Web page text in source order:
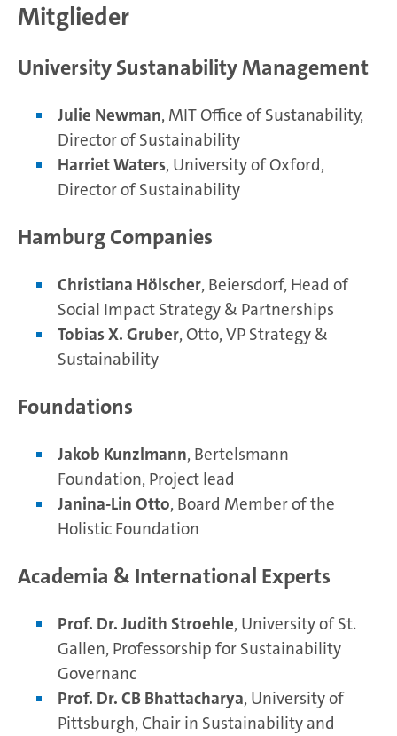
Mitglieder
University Sustanability Management
Julie Newman, MIT Office of Sustanability,
Director of Sustainability
Harriet Waters, University of Oxford,
Director of Sustainability
Hamburg Companies
Christiana Hölscher, Beiersdorf, Head of
Social Impact Strategy & Partnerships
Tobias X. Gruber, Otto, VP Strategy &
Sustainability
Foundations
Jakob Kunzlmann, Bertelsmann
Foundation, Project lead
Janina-Lin Otto, Board Member of the
Holistic Foundation
Academia & International Experts
Prof. Dr. Judith Stroehle, University of St.
Gallen, Professorship for Sustainability
Governanc
Prof. Dr. CB Bhattacharya, University of
Pittsburgh, Chair in Sustainability and